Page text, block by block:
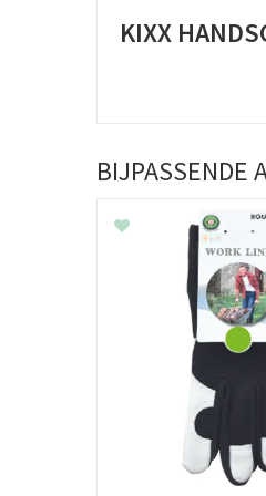
KIXX
BIJPASSENDE